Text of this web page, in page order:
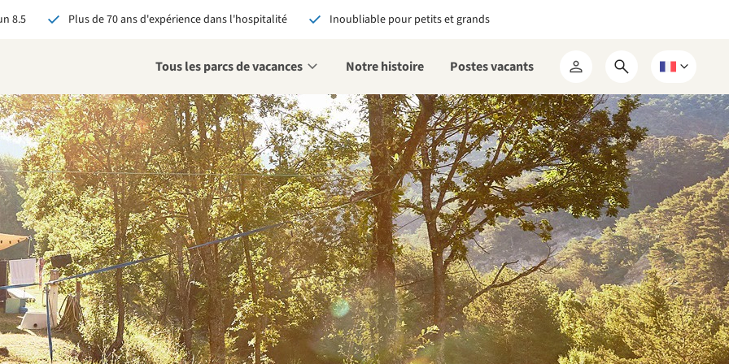
8.5 Plus de 70 ans d'expérience dans l'hospitalité Inoubliable pour petits et grands
Tous les parcs de vacances Notre histoire Postes vacants
Mon
RCN
Ouvrir
le
formulaire
de
recherche
Choisissez
une
langue
via RCN, vous
garantie du meilleur prix
avantages exclusifs
contact personnalisé
tous les avantages